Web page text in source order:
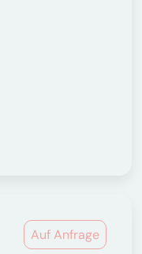
Auf Anfrage